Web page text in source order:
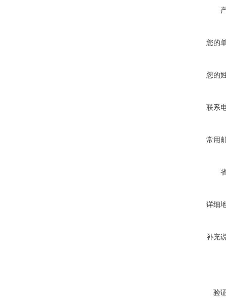
您的
您的
联系
常用
详细
补充
验